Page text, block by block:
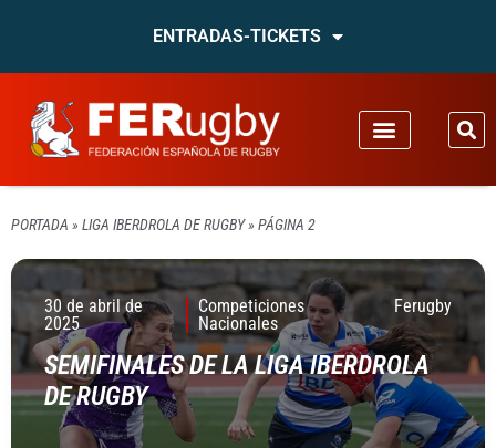
ENTRADAS-TICKETS
PORTADA » LIGA IBERDROLA DE RUGBY» PÁGINA 2
30 de abril de
2025
Competiciones
Nacionales
Ferugby
SEMIFINALES DE LA LIGA IBERDROLA
DE RUGBY